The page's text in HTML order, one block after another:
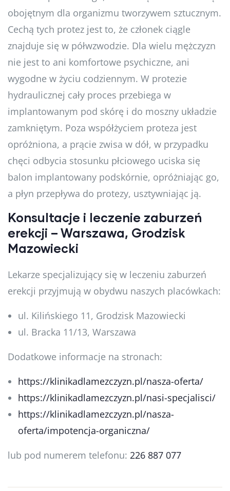
obojętnym dla organizmu tworzywem sztucznym.
Cechą tych protez jest to, że członek ciągle
znajduje się w półwzwodzie. Dla wielu mężczyzn
nie jest to ani komfortowe psychiczne, ani
wygodne w życiu codziennym. W protezie
hydraulicznej cały proces przebiega w
implantowanym pod skórę i do moszny układzie
zamkniętym. Poza współżyciem proteza jest
opróżniona, a prącie zwisa w dół, w przypadku
chęci odbycia stosunku płciowego uciska się
balon implantowany podskórnie, opróżniając go,
a płyn przepływa do protezy, usztywniając ją.
Konsultacje i leczenie zaburzeń
erekcji – Warszawa, Grodzisk
Mazowiecki
Lekarze specjalizujący się w leczeniu zaburzeń
erekcji przyjmują w obydwu naszych placówkach:
ul. Kilińskiego 11, Grodzisk Mazowiecki
ul. Bracka 11/13, Warszawa
Dodatkowe informacje na stronach:
https://klinikadlamezczyzn.pl/nasza-oferta/
https://klinikadlamezczyzn.pl/nasi-specjalisci/
https://klinikadlamezczyzn.pl/nasza-
oferta/impotencja-organiczna/
lub pod numerem telefonu: 226 887 077